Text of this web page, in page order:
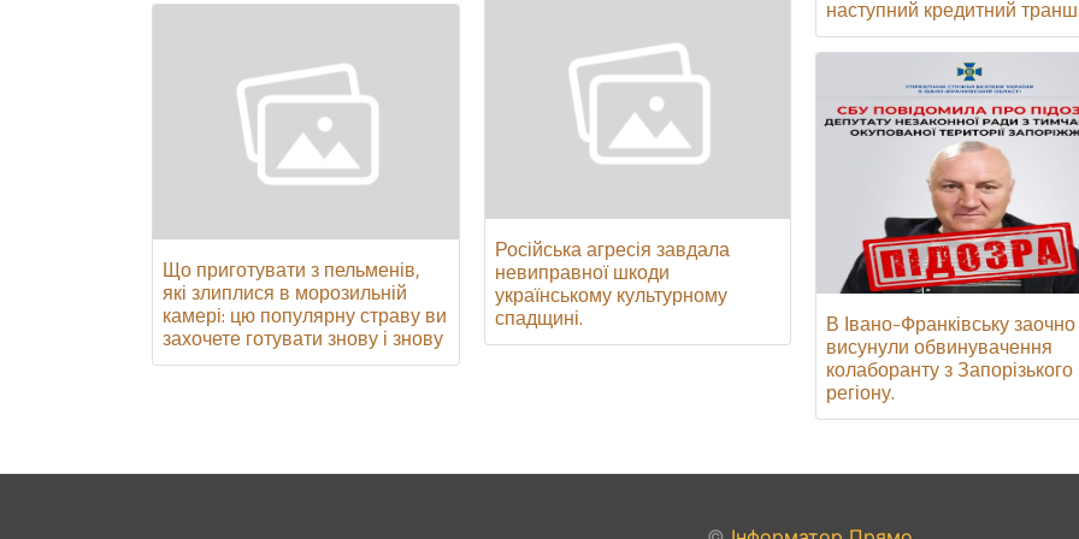
Що приготувати з пельменів,
які злиплися в морозильній
камері: цю популярну страву ви
захочете готувати знову і знову
Російська агресія завдала
невиправної шкоди
українському культурному
спадщині.
наступний кредитний
В Івано-Франківську заочно
висунули обвинувачення
колаборанту з Запорізького
регіону.